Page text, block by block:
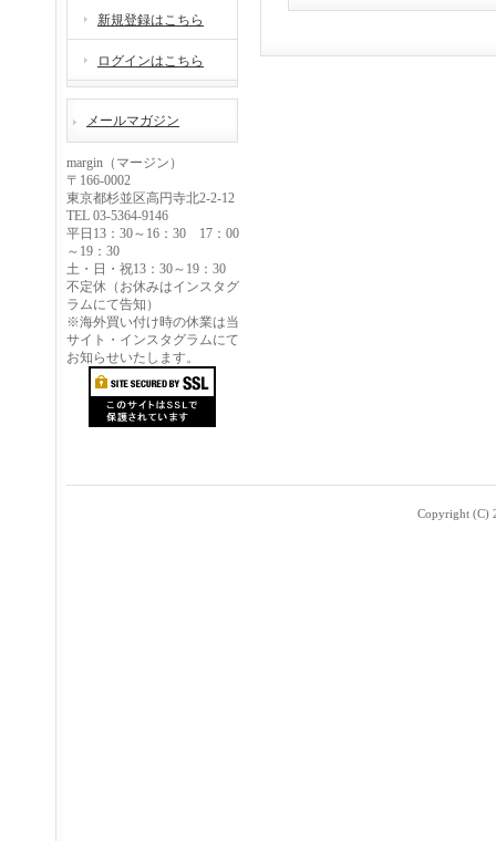
新規登録はこちら
ログインはこちら
メールマガジン
margin（マージン）
〒166-0002
東京都杉並区高円寺北2-2-12
TEL 03-5364-9146
平日13：30～16：30 17：00
～19：30
土・日・祝13：30～19：30
不定休（お休みはインスタグ
ラムにて告知）
※海外買い付け時の休業は当
サイト・インスタグラムにて
お知らせいたします。
Copyright (C)